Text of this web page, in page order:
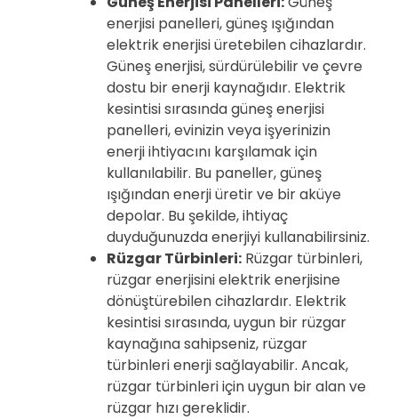
enerjisi panelleri, güneş ışığından
elektrik enerjisi üretebilen cihazlardır.
Güneş enerjisi, sürdürülebilir ve çevre
dostu bir enerji kaynağıdır. Elektrik
kesintisi sırasında güneş enerjisi
panelleri, evinizin veya işyerinizin
enerji ihtiyacını karşılamak için
kullanılabilir. Bu paneller, güneş
ışığından enerji üretir ve bir aküye
depolar. Bu şekilde, ihtiyaç
duyduğunuzda enerjiyi kullanabilirsiniz.
Rüzgar Türbinleri: Rüzgar türbinleri,
rüzgar enerjisini elektrik enerjisine
dönüştürebilen cihazlardır. Elektrik
kesintisi sırasında, uygun bir rüzgar
kaynağına sahipseniz, rüzgar
türbinleri enerji sağlayabilir. Ancak,
rüzgar türbinleri için uygun bir alan ve
rüzgar hızı gereklidir.